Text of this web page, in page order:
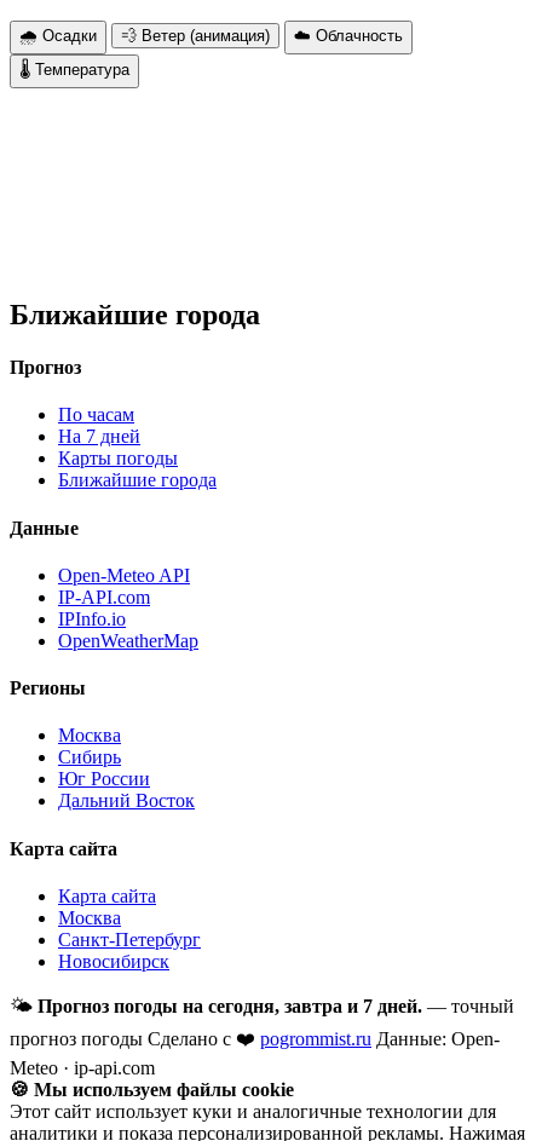
🌧 Осадки 💨 Ветер (анимация)
☁️ Облачность
🌡 Температура
Ближайшие города
Прогноз
По часам
На 7 дней
Карты погоды
Ближайшие города
Данные
Open-Meteo API
IP-API.com
IPInfo.io
OpenWeatherMap
Регионы
Москва
Сибирь
Юг России
Дальний Восток
Карта сайта
Карта сайта
Москва
Санкт-Петербург
Новосибирск
🌤 Прогноз погоды на сегодня, завтра и 7 дней. — точный
прогноз погоды Сделано с ❤️ pogrommist.ru Данные: Open-
Meteo · ip-api.com
🍪 Мы используем файлы cookie
Этот сайт использует куки и аналогичные технологии для
аналитики и показа персонализированной рекламы. Нажимая